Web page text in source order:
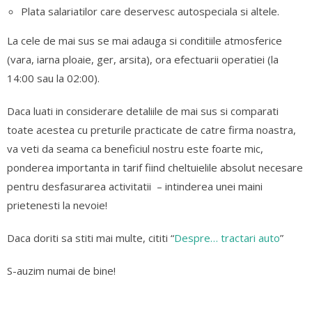
Plata salariatilor care deservesc autospeciala si altele.
La cele de mai sus se mai adauga si conditiile atmosferice
(vara, iarna ploaie, ger, arsita), ora efectuarii operatiei (la
14:00 sau la 02:00).
Daca luati in considerare detaliile de mai sus si comparati
toate acestea cu preturile practicate de catre firma noastra,
va veti da seama ca beneficiul nostru este foarte mic,
ponderea importanta in tarif fiind cheltuielile absolut necesare
pentru desfasurarea activitatii – intinderea unei maini
prietenesti la nevoie!
Daca doriti sa stiti mai multe, cititi “Despre… tractari auto”
S-auzim numai de bine!